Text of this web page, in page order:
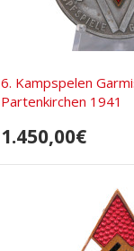
6. Kampspelen
Partenkirchen 1941
1.450,00€